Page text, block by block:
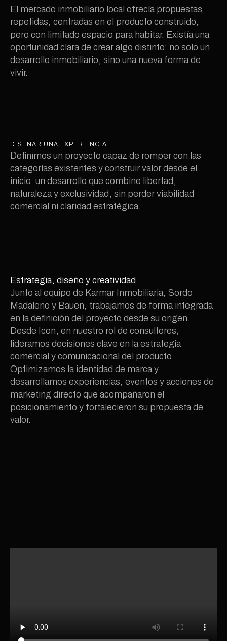
El mercado inmobiliario local ofrecía propuestas
repetidas, centradas en el producto construido,
pero con limitado espacio para habitar. Existía una
oportunidad clara de crear algo distinto: no solo un
desarrollo inmobiliario, sino una nueva forma de
vivir.
DISEÑAR UNA EXPERIENCIA.
Definimos un proyecto capaz de romper con las
categorías existentes y construir valor desde el
inicio: un desarrollo que combine libertad,
naturaleza y exclusividad, sin perder viabilidad
comercial ni claridad estratégica.
Estrategia, diseño y creatividad
Junto al equipo de Karmar Inmobiliaria, Sordo
Madaleno y Bauen, trabajamos de forma integrada
en la definición del proyecto desde su origen.
Desde Icon, en nuestro rol de consultores,
lideramos decisiones clave en la estrategia
comercial y comunicacional del producto.
Optimizamos la identidad de marca y
desarrollamos experiencias, eventos y acciones de
marketing directo que acompañaron el
posicionamiento y fortalecieron su propuesta de
valor.